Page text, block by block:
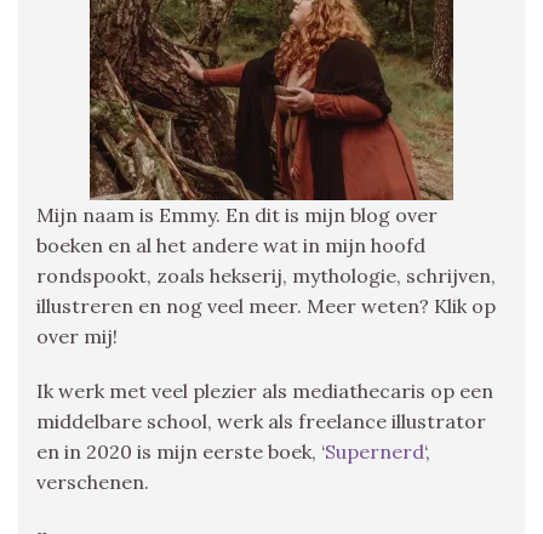
Mijn naam is Emmy. En dit is mijn blog over
boeken en al het andere wat in mijn hoofd
rondspookt, zoals hekserij, mythologie, schrijven,
illustreren en nog veel meer. Meer weten? Klik op
over mij!
Ik werk met veel plezier als mediathecaris op een
middelbare school, werk als freelance illustrator
en in 2020 is mijn eerste boek, ‘Supernerd‘,
verschenen.